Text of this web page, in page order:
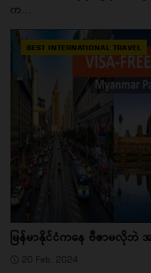
က...
BEST INTERNATIONAL TRAVEL
မြန်မာနိုင်ငံကနေ ဗီဇာမလိုဘဲ
20 Feb, 2024